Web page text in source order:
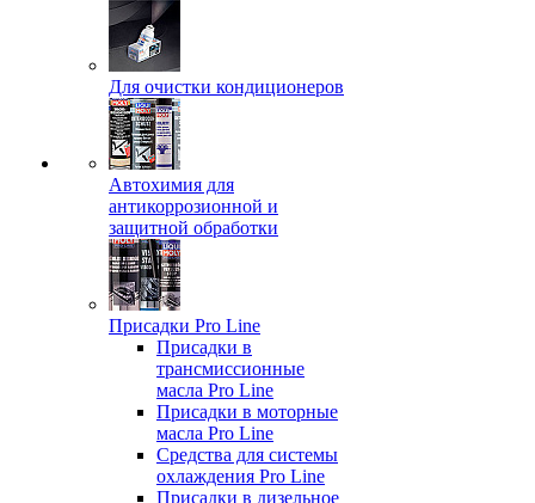
Для очистки кондиционеров
Автохимия для
антикоррозионной и
защитной обработки
Присадки Pro Line
Присадки в
трансмиссионные
масла Pro Line
Присадки в моторные
масла Pro Line
Средства для системы
охлаждения Pro Line
Присадки в дизельное